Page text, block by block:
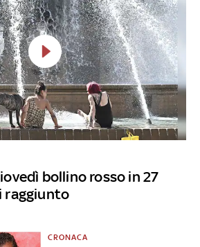
bollino rosso in 27
raggiunto
CRONACA